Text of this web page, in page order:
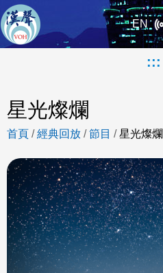
EN
:::
星光燦爛
首頁 /經典回放 /節目 /星光燦爛